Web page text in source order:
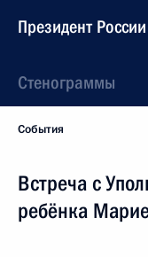
Президент России
Стенограммы
События
Встреча с
ребёнка